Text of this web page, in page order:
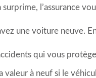
l’assurance
une voiture neuve.
qui vous
valeur à neuf si le